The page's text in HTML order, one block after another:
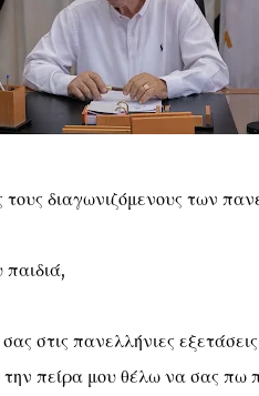
διαγωνιζόμενους των
στις πανελλήνιες
πείρα μου θέλω να σας πω